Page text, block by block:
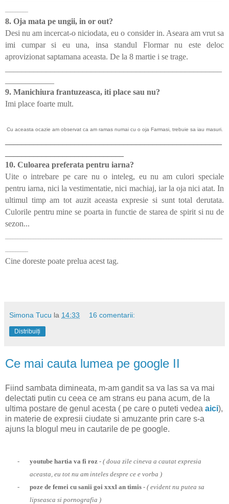
8. Oja mata pe ungii, in or out?
Desi nu am incercat-o niciodata, eu o consider in. Aseara am vrut sa
imi cumpar si eu una, insa standul Flormar nu este deloc
aprovizionat saptamana aceasta. De la 8 martie i se trage.
9. Manichiura frantuzeasca, iti place sau nu?
Imi place foarte mult.
Cu aceasta ocazie am observat ca am ramas numai cu o oja Farmasi, trebuie sa iau masuri.
10. Culoarea preferata pentru iarna?
Uite o intrebare pe care nu o inteleg, eu nu am culori speciale
pentru iarna, nici la vestimentatie, nici machiaj, iar la oja nici atat. In
ultimul timp am tot auzit aceasta expresie si sunt total derutata.
Culorile pentru mine se poarta in functie de starea de spirit si nu de
sezon...
Cine doreste poate prelua acest tag.
Simona Tucu la 14:33 16 comentarii:
Distribuiți
Ce mai cauta lumea pe google II
Fiind sambata dimineata, m-am gandit sa va las sa va mai
delectati putin cu ceea ce am strans eu pana acum, de la
ultima postare de genul acesta ( pe care o puteti vedea aici),
in materie de expresii ciudate si amuzante prin care s-a
ajuns la blogul meu in cautarile de pe google.
- youtube hartia va fi roz - ( doua zile cineva a cautat expresia
aceasta, eu tot nu am inteles despre ce e vorba )
-
poze de femei cu sanii goi xxxl an timis - ( evident nu putea sa
lipseasca si pornografia )